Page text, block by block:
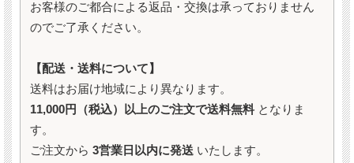
お客様のご都合による返品・交換は承っておりません
のでご了承ください。
【配送・送料について】
送料はお届け地域により異なります。
11,000円（税込）以上のご注文で送料無料 となりま
す。
ご注文から 3営業日以内に発送 いたします。